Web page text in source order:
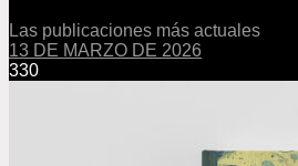
Las publicaciones más actuales
13 DE MARZO DE 2026
330